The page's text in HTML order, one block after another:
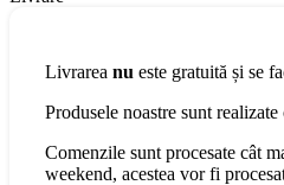
Livrarea nu este gratuită și se
Produsele noastre sunt
Comenzile sunt procesate cât
weekend, acestea vor fi